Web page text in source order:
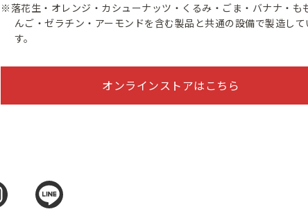
※落花生・オレンジ・カシューナッツ・くるみ・ごま・バナナ・も
んご・ゼラチン・アーモンドを含む製品と共通の設備で製造して
す。
オンラインストアはこちら